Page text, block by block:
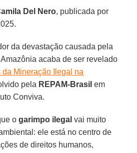
Del Nero, publicada por
da devastação causada pela
acaba de ser revelado
da Mineração Ilegal na
pela REPAM-Brasil em
Conviva.
ogarimpo ilegal vai muito
ele está no centro de
de direitos humanos,